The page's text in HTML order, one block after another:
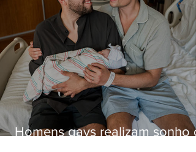
Homens gays realizam sonho